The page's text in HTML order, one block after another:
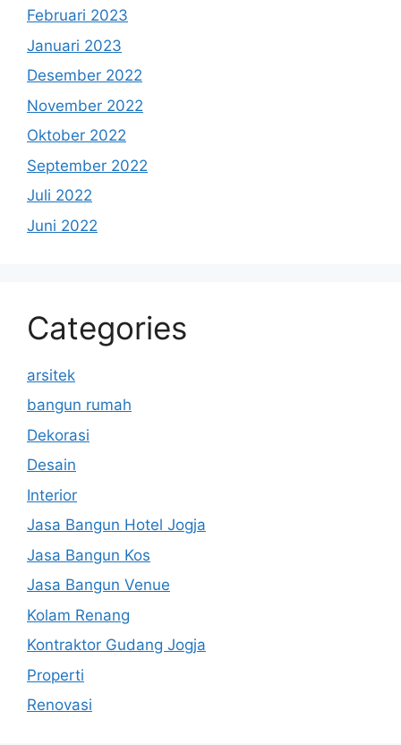
Februari 2023
Januari 2023
Desember 2022
November 2022
Oktober 2022
September 2022
Juli 2022
Juni 2022
Categories
arsitek
bangun rumah
Dekorasi
Desain
Interior
Jasa Bangun Hotel Jogja
Jasa Bangun Kos
Jasa Bangun Venue
Kolam Renang
Kontraktor Gudang Jogja
Properti
Renovasi